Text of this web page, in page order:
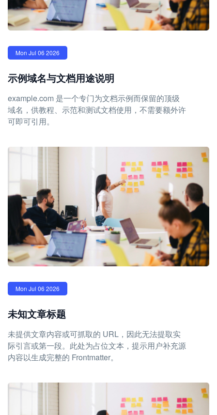
Mon Jul 06 2026
示例域名与文档用途说明
example.com 是一个专门为文档示例而保留的顶级
域名，供教程、示范和测试文档使用，不需要额外许
可即可引用。
Mon Jul 06 2026
未知文章标题
未提供文章内容或可抓取的 URL，因此无法提取实
际引言或第一段。此处为占位文本，提示用户补充源
内容以生成完整的 Frontmatter。